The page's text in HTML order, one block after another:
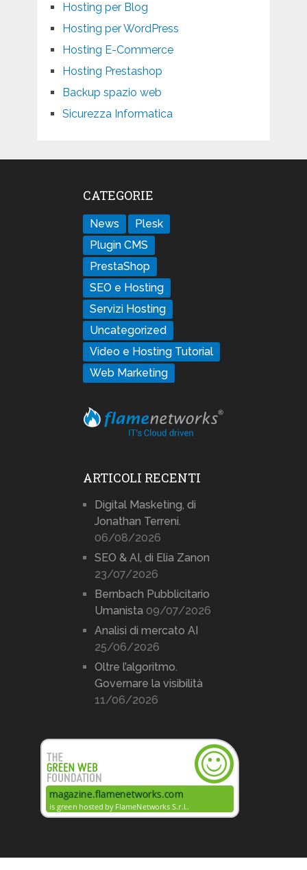
Hosting per Blog
Hosting per WordPress
Hosting E-Commerce
Hosting Prestashop
Backup spazio web
Sicurezza Informatica
CATEGORIE
News
Plesk
Plugin CMS
PrestaShop
SEO e Hosting
Servizi Hosting
Uncategorized
Video e Hosting Tutorial
Web Marketing
ARTICOLI RECENTI
Digital Masketing, di
Jonathan Terreni.
06/08/2026
SEO & AI, di Elia Zanon
23/07/2026
Bernbach Pubblicitario
Umanista 09/07/2026
Analisi di mercato AI
25/06/2026
Oltre l’algoritmo.
Governare la visibilità
11/06/2026